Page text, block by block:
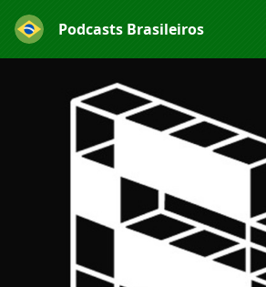
Podcasts Brasileiros